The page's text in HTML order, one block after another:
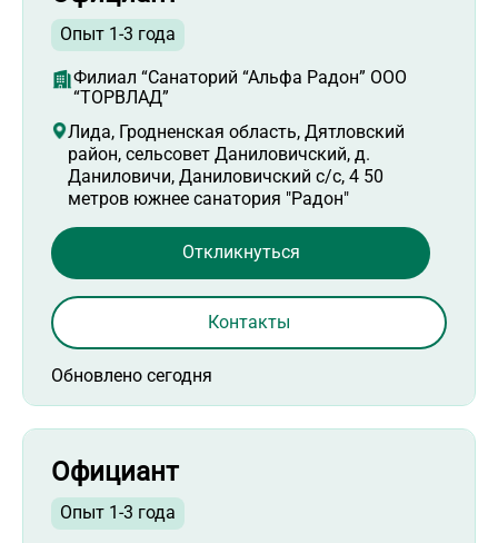
Опыт 1-3 года
Филиал “Санаторий “Альфа Радон” ООО
“ТОРВЛАД”
Лида, Гродненская область, Дятловский
район, сельсовет Даниловичский, д.
Даниловичи, Даниловичский с/с, 4 50
метров южнее санатория "Радон"
Обновлено сегодня
Откликнуться
Контакты
Официант
Опыт 1-3 года